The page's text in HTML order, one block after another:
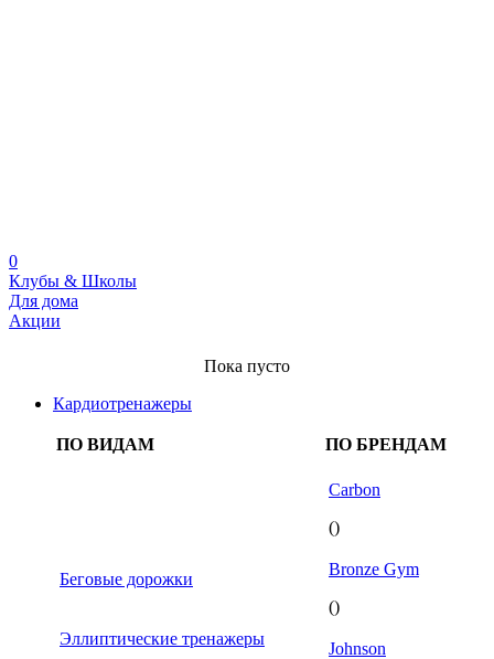
0
Клубы & Школы
Для дома
Акции
Пока пусто
Кардиотренажеры
ПО ВИДАМ ПО БРЕНДАМ
Беговые дорожки
Эллиптические тренажеры
Carbon
()
Bronze Gym
()
Johnson